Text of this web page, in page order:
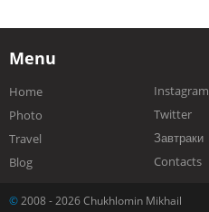
Menu
Home
Photo
Travel
Blog
Instagram
Twitter
Завтраки
Contacts
© 2008 - 2026 Chukhlomin Mikhail